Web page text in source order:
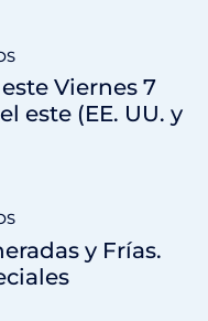
Viernes 7
este (EE. UU. y
y Frías.